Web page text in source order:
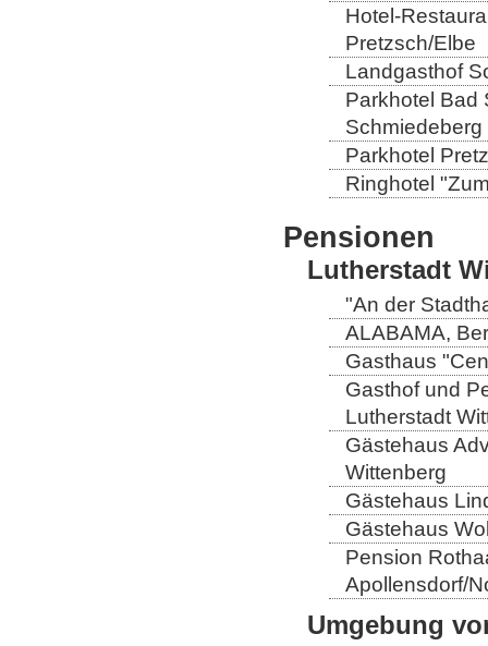
Hotel-
Pretzsch/Elbe
Landgasthof
Parkhotel Bad
Schmiedeberg
Parkhotel
Ringhotel
Pensionen
Lutherstadt
"An der
ALABAMA,
Gasthaus
Gasthof und
Lutherstadt
Gästehaus
Wittenberg
Gästehaus
Gästehaus
Pension
Apollensdorf/
Umgebung